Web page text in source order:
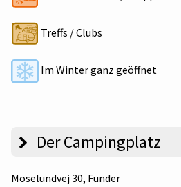
Treffs / Clubs
Im Winter ganz geöffnet
Der Campingplatz
Moselundvej 30, Funder